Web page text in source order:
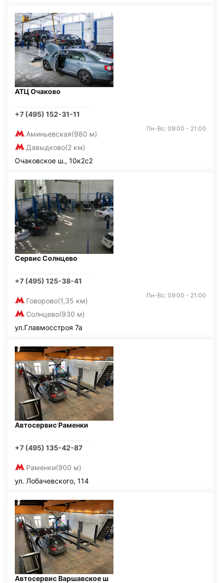
АТЦ Очаково
+7 (495) 152-31-11
Аминьевская(980 м)
Давыдково(2 км)
Пн-Вс: 09:00 - 21:00
Очаковское ш., 10к2с2
Сервис Солнцево
+7 (495) 125-38-41
Говорово(1,35 км)
Солнцево(930 м)
Пн-Вс: 09:00 - 21:00
ул.Главмосстроя 7а
Автосервис Раменки
+7 (495) 135-42-87
Раменки(900 м)
ул. Лобачевского, 114
Автосервис Варшавское ш